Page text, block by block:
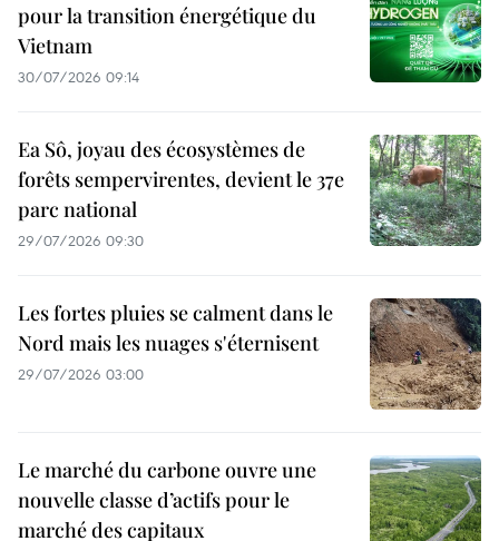
pour la transition énergétique du
Vietnam
30/07/2026 09:14
Ea Sô, joyau des écosystèmes de
forêts sempervirentes, devient le 37e
parc national
29/07/2026 09:30
Les fortes pluies se calment dans le
Nord mais les nuages s'éternisent
29/07/2026 03:00
Le marché du carbone ouvre une
nouvelle classe d’actifs pour le
marché des capitaux